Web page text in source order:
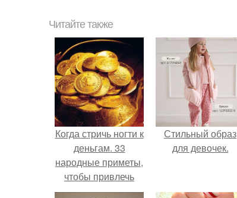
Читайте также
Когда стричь ногти к
деньгам. 33
народные приметы,
чтобы привлечь
деньги в дом.
Стильный образ
для девочек.